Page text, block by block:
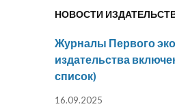
НОВОСТИ
Журналы Первого
издательства
список)
16.09.2025